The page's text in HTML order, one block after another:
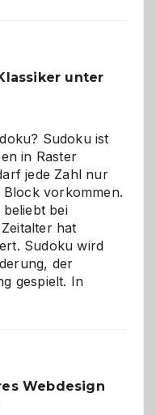
unter
Sudoku ist
in Raster
jede Zahl nur
vorkommen.
bei
hat
Sudoku wird
der
gespielt. In
Webdesign